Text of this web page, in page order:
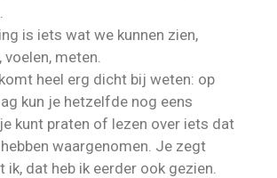
is iets wat we kunnen zien,
voelen, meten.
heel erg dicht bij weten: op
kun je hetzelfde nog eens
kunt praten of lezen over iets dat
waargenomen. Je zegt
ik, dat heb ik eerder ook gezien.